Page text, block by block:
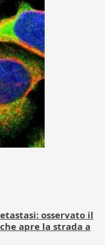
osservato il
apre la strada a